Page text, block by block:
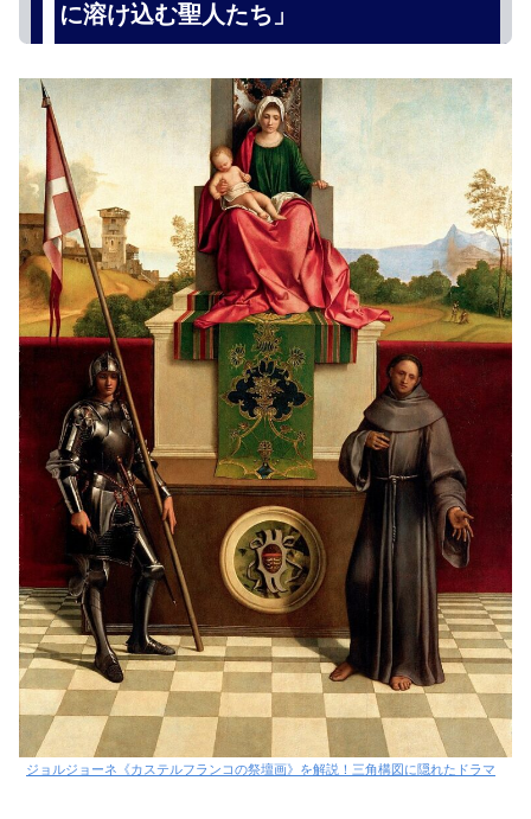
に溶け込む聖人たち」
ジョルジョーネ《カステルフランコの祭壇画》を解説！三角構図に隠れたドラマ